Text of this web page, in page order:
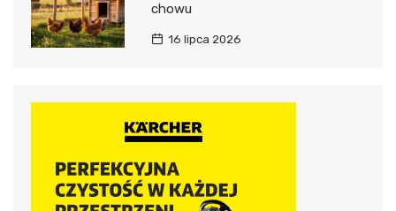
chowu
16 lipca 2026